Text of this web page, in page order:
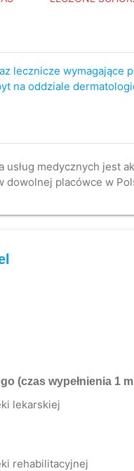
lecznicze wymagające
na oddziale
medycznych jest
dowolnej placówce w
(czas wypełnienia 1
lekarskiej
rehabilitacyjnej